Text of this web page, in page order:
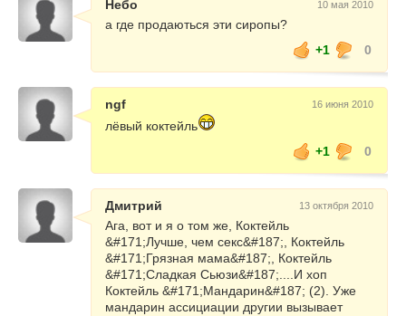
Небо 10 мая 2010
а где продаються эти сиропы?
+1
0
ngf 16 июня 2010
лёвый коктейль
+1
0
Дмитрий 13 октября 2010
Ага, вот и я о том же, Коктейль
&#171;Лучше, чем секс&#187;, Коктейль
&#171;Грязная мама&#187;, Коктейль
&#171;Сладкая Сьюзи&#187;....И хоп
Коктейль &#171;Мандарин&#187; (2). Уже
мандарин ассициации другии вызывает